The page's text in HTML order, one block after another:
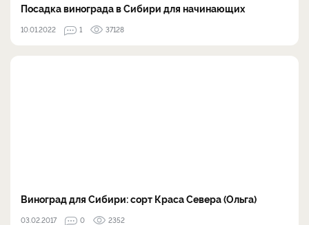
Посадка винограда в Сибири для начинающих
10.01.2022 1 37128
Виноград для Сибири: сорт Краса Севера (Ольга)
03.02.2017 0 2352